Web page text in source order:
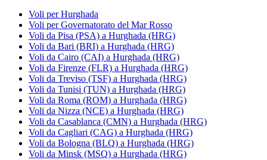
Voli per Hurghada
Voli per Governatorato del Mar Rosso
Voli da Pisa (PSA) a Hurghada (HRG)
Voli da Bari (BRI) a Hurghada (HRG)
Voli da Cairo (CAI) a Hurghada (HRG)
Voli da Firenze (FLR) a Hurghada (HRG)
Voli da Treviso (TSF) a Hurghada (HRG)
Voli da Tunisi (TUN) a Hurghada (HRG)
Voli da Roma (ROM) a Hurghada (HRG)
Voli da Nizza (NCE) a Hurghada (HRG)
Voli da Casablanca (CMN) a Hurghada (HRG)
Voli da Cagliari (CAG) a Hurghada (HRG)
Voli da Bologna (BLQ) a Hurghada (HRG)
Voli da Minsk (MSQ) a Hurghada (HRG)